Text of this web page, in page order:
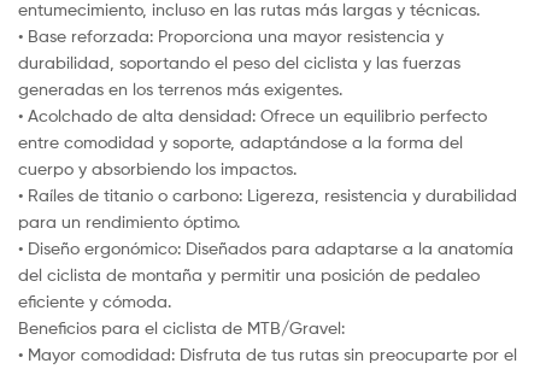
entumecimiento, incluso en las rutas más largas y técnicas.
• Base reforzada: Proporciona una mayor resistencia y
durabilidad, soportando el peso del ciclista y las fuerzas
generadas en los terrenos más exigentes.
• Acolchado de alta densidad: Ofrece un equilibrio perfecto
entre comodidad y soporte, adaptándose a la forma del
cuerpo y absorbiendo los impactos.
• Raíles de titanio o carbono: Ligereza, resistencia y durabilidad
para un rendimiento óptimo.
• Diseño ergonómico: Diseñados para adaptarse a la anatomía
del ciclista de montaña y permitir una posición de pedaleo
eficiente y cómoda.
Beneficios para el ciclista de MTB/Gravel:
• Mayor comodidad: Disfruta de tus rutas sin preocuparte por el